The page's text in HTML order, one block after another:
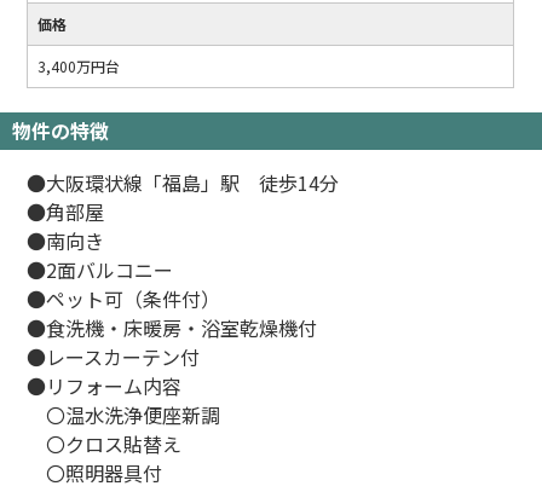
価格
3,400万円台
物件の特徴
●大阪環状線「福島」駅 徒歩14分
●角部屋
●南向き
●2面バルコニー
●ペット可（条件付）
●食洗機・床暖房・浴室乾燥機付
●レースカーテン付
●リフォーム内容
〇温水洗浄便座新調
〇クロス貼替え
〇照明器具付